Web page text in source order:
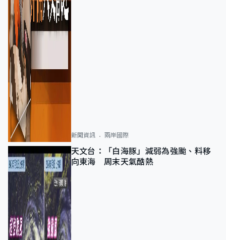
新聞資訊 兩岸國際
天文台：「白海豚」減弱為強颱、料移
向東海 周末天氣酷熱